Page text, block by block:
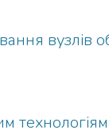
вузлів